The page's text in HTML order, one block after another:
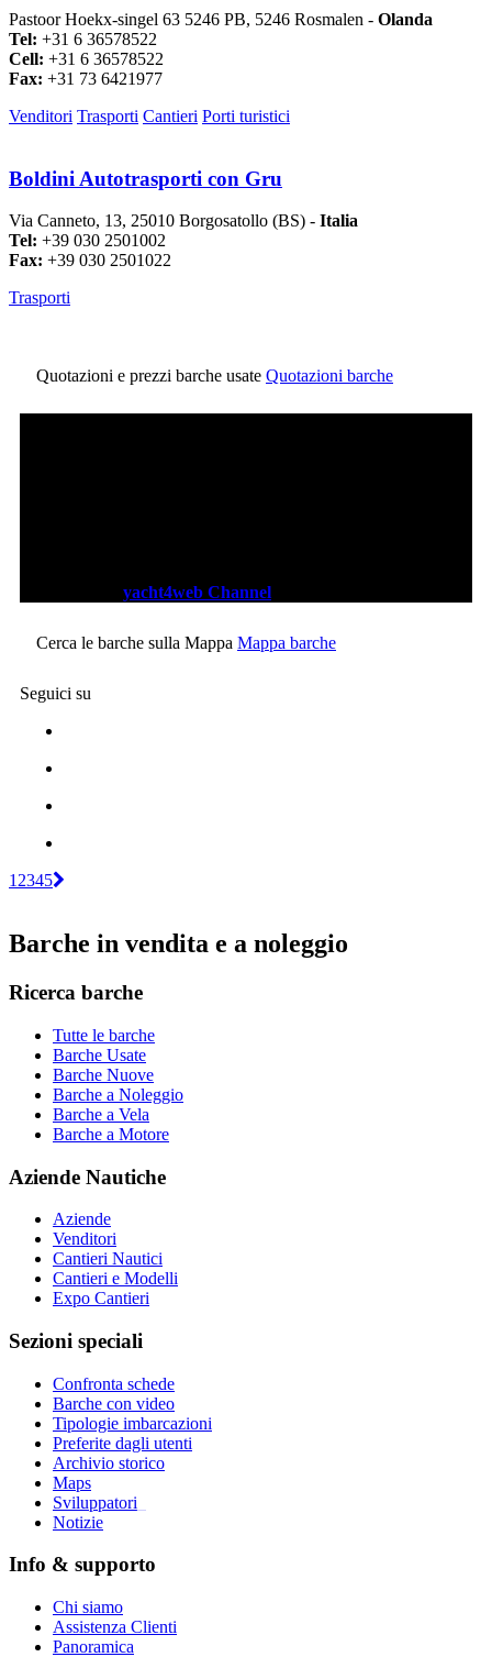
Pastoor Hoekx-singel 63 5246 PB, 5246 Rosmalen - Olanda
Tel: +31 6 36578522
Cell: +31 6 36578522
Fax: +31 73 6421977
Venditori Trasporti Cantieri Porti turistici
Boldini Autotrasporti con Gru
Via Canneto, 13, 25010 Borgosatollo (BS) - Italia
Tel: +39 030 2501002
Fax: +39 030 2501022
Trasporti
Quotazioni e prezzi barche usate Quotazioni barche
yacht4web Channel
Cerca le barche sulla Mappa Mappa barche
Seguici su
1 2345
Barche in vendita e a noleggio
Ricerca barche
Tutte le barche
Barche Usate
Barche Nuove
Barche a Noleggio
Barche a Vela
Barche a Motore
Aziende Nautiche
Aziende
Venditori
Cantieri Nautici
Cantieri e Modelli
Expo Cantieri
Sezioni speciali
Confronta schede
Barche con video
Tipologie imbarcazioni
Preferite dagli utenti
Archivio storico
Maps
Sviluppatori
Notizie
Info & supporto
Chi siamo
Assistenza Clienti
Panoramica